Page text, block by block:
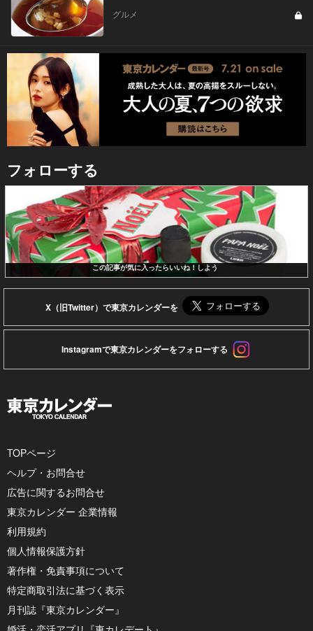
グルメ
フォローする
この記事が気に入ったらいいね！しよう
X（旧Twitter）で東京カレンダーを
Instagramで東京カレンダーをフォローする
TOPページ
ヘルプ・お問合せ
広告に関するお問合せ
東京カレンダー 企業情報
利用規約
個人情報保護方針
著作権・免責事項について
特定商取引法に基づく表示
月刊誌『東京カレンダー』